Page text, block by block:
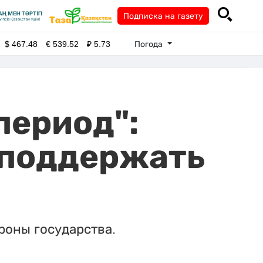
Подписка на газету
$467.48 €539.52 ₽5.73 Погода
государства.